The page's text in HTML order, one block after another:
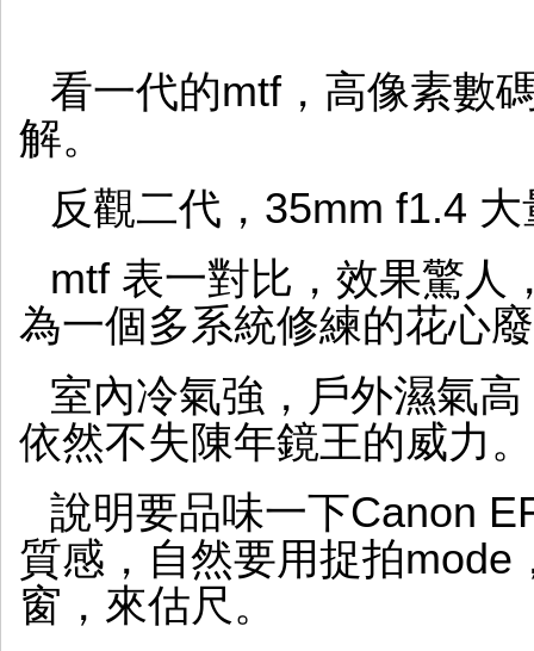
看一代的mtf，高像素數
解。
反觀二代，35mm f1.4
mtf 表一對比，效果驚人
為一個多系統修練的花心
室內冷氣強，戶外濕氣
依然不失陳年鏡王的威力。
說明要品味一下Canon
質感，自然要用捉拍mode
窗，來估尺。